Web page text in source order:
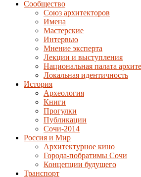
Сообщество
Союз архитекторов
Имена
Мастерские
Интервью
Мнение эксперта
Лекции и выступления
Национальная палата
Локальная идентичность
История
Археология
Книги
Прогулки
Публикации
Сочи-2014
Россия и Мир
Архитектурное кино
Города-побратимы Сочи
Концепции будущего
Транспорт